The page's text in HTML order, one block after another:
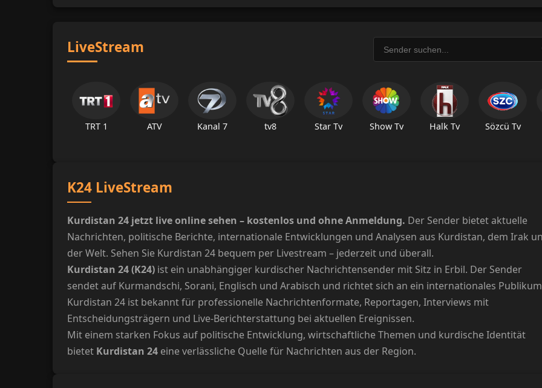
LiveStream
TRT 1 ATV Kanal 7 tv8 Star Tv Show Tv Halk Tv Sözcü Tv
K24 LiveStream
Kurdistan 24 jetzt live online sehen – kostenlos und ohne Anmeldung. Der Sender bietet aktuelle
Nachrichten, politische Berichte, internationale Entwicklungen und Analysen aus Kurdistan, dem Irak
der Welt. Sehen Sie Kurdistan 24 bequem per Livestream – jederzeit und überall.
Kurdistan 24 (K24) ist ein unabhängiger kurdischer Nachrichtensender mit Sitz in Erbil. Der Sender
sendet auf Kurmandschi, Sorani, Englisch und Arabisch und richtet sich an ein internationales
Kurdistan 24 ist bekannt für professionelle Nachrichtenformate, Reportagen, Interviews mit
Entscheidungsträgern und Live-Berichterstattung bei aktuellen Ereignissen.
Mit einem starken Fokus auf politische Entwicklung, wirtschaftliche Themen und kurdische Identität
bietet Kurdistan 24 eine verlässliche Quelle für Nachrichten aus der Region.